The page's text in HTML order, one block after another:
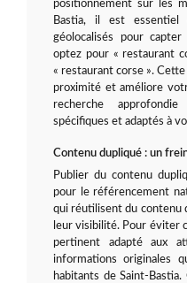
positionnement sur les
Bastia, il est essentiel
géolocalisés pour
optez pour « restaurant
« restaurant corse ».
proximité et améliore
recherche
spécifiques et adaptés à
Contenu dupliqué : un
Publier du contenu
pour le référencement
qui réutilisent du contenu
leur visibilité. Pour éviter
pertinent adapté aux
informations originales
habitants de Saint-